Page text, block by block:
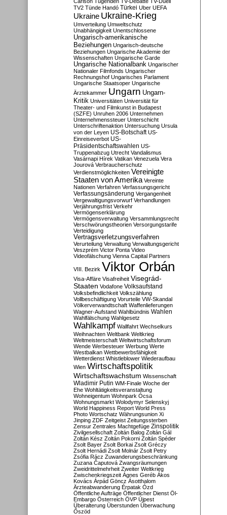
TV2 Tünde Handó Türkei Uber UEFA
Ukraine Ukraine-Krieg
Umverteilung Umweltschutz
Unabhängigkeit Unentschlossene
Ungarisch-amerikanische
Beziehungen Ungarisch-deutsche
Beziehungen Ungarische Akademie der
Wissenschaften Ungarische Garde
Ungarische Nationalbank Ungarischer
Nationaler Filmfonds Ungarischer
Rechnungshof Ungarisches Parlament
Ungarische Staatsoper Ungarische
Ärztekammer Ungarn Ungarn-
Kritik Universitäten Universität für
Theater- und Filmkunst in Budapest
(SZFE) Unruhen 2006 Unternehmen
Unternehmenssteuer Unterschicht
Unterschriftenaktion Untersuchung Ursula
von der Leyen US-Botschaft US-
Einreiseverbot US-
Präsidentschaftswahlen US-
Truppenabzug Utrecht Vandalismus
Vasárnapi Hírek Vatikan Venezuela Vera
Jourová Verbraucherschutz
Verdienstmöglichkeiten Vereinigte
Staaten von Amerika Vereinte
Nationen Verfahren Verfassungsgericht
Verfassungsänderung Vergangenheit
Vergewaltigungsvorwurf Verhandlungen
Verjährungsfrist Verkehr
Vermögenserklärung
Vermögensverwaltung Versammlungsrecht
Verschwörungstheorien Versorgungstarife
Verteidigung
Vertragsverletzungsverfahren
Verurteilung Verwaltung Verwaltungsgericht
Veszprém Victor Ponta Video
Videofälschung Vienna Capital Partners
VIII. Bezirk Viktor Orbán
Visa-Affäre Visafreiheit Visegrád-
Staaten Vodafone Volksaufstand
Volksbefindlichkeit Volkszählung
Vollbeschäftigung Vorurteile VW-Skandal
Völkerverwandtschaft Waffenlieferungen
Wagner-Aufstand Wahlbündnis Wahlen
Wahlfälschung Wahlgesetz
Wahlkampf Wallfahrt Wechselkurs
Weihnachten Weltbank Weltkrieg
Weltmeisterschaft Weltwirtschaftsforum
Wende Werbesteuer Werbung Werte
Westbalkan Wettbewerbsfähigkeit
Wetterdienst Whistleblower Wiederaufbau
Wien Wirtschaftspolitik
Wirtschaftswachstum Wissenschaft
Wladimir Putin WM-Finale Woche der
Ehe Wohltätigkeitsveranstaltung
Wohneigentum Wohnpark Ócsa
Wohnungsmarkt Wolodymyr Selenskyj
World Happiness Report World Press
Photo Wortschatz Währungsunion Xi
Jinping ZDF Zeitgeist Zeitungssterben
Zensur Zentrales Machtgefüge Zinspolitik
Zivilgesellschaft Zoltán Balog Zoltán Gál
Zoltán Kész Zoltán Pokorni Zoltán Spéder
Zsolt Bayer Zsolt Borkai Zsolt Gréczy
Zsolt Hernádi Zsolt Molnár Zsolt Petry
Zsófia Rácz Zuwanderungsbeschränkung
Zuzana Čaputová Zwangsräumungen
Zweidrittelmehrheit Zweiter Weltkrieg
Zwischenkriegszeit Ágnes Geréb Ákos
Kovács Árpád Göncz Ásotthalom
Ärzteabwanderung Érpatak Ózd
Öffentliche Aufträge Öffentlicher Dienst Öl-
Embargo Österreich ÖVP Újpest
Überalterung Überstunden Überwachung
Őszöd